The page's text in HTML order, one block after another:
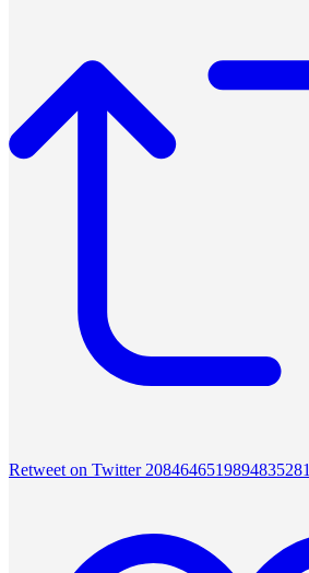
Retweet on Twitter 2084646519894835281